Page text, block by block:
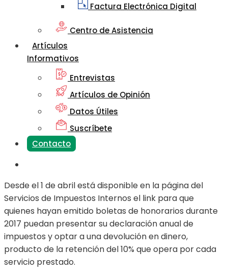
Factura Electrónica Digital
Centro de Asistencia
Artículos
Informativos
Entrevistas
Artículos de Opinión
Datos Útiles
Suscríbete
Contacto
Desde el 1 de abril está disponible en la página del
Servicios de Impuestos Internos el link para que
quienes hayan emitido boletas de honorarios durante
2017 puedan presentar su declaración anual de
impuestos y optar a una devolución en dinero,
producto de la retención del 10% que opera por cada
servicio prestado.